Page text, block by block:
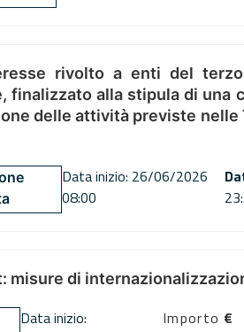
rivolto a enti del
alla stipula di una
delle attività previste nelle
Data inizio: 26/06/2026
08:00
misure di
Data inizio:
Importo €